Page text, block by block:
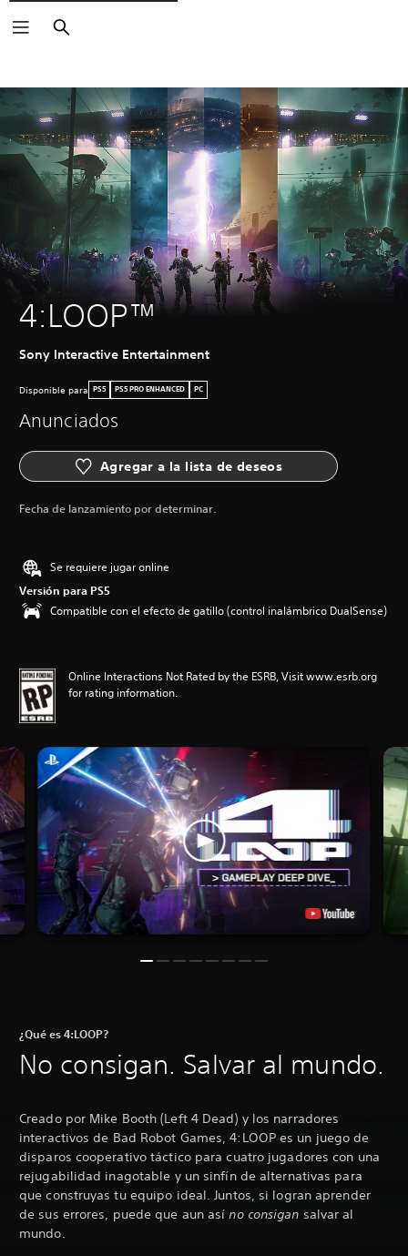
Buscar
4:LOOP™
Sony Interactive Entertainment
Disponible para PS5 PS5 PRO ENHANCED PC
Anunciados
Agregar a la lista de deseos
Fecha de lanzamiento por determinar.
Se requiere jugar online
Versión para PS5
Compatible con el efecto de gatillo (control inalámbrico DualSense)
Online Interactions Not Rated by the ESRB, Visit www.esrb.org
for rating information.
¿Qué es 4:LOOP?
No consigan. Salvar al mundo.
Creado por Mike Booth (Left 4 Dead) y los narradores
interactivos de Bad Robot Games, 4:LOOP es un juego de
disparos cooperativo táctico para cuatro jugadores con una
rejugabilidad inagotable y un sinfín de alternativas para
que construyas tu equipo ideal. Juntos, si logran aprender
de sus errores, puede que aun asíno consigan salvar al
mundo.